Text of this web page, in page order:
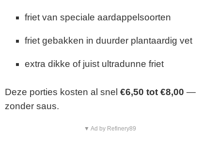
friet van speciale aardappelsoorten
friet gebakken in duurder plantaardig vet
extra dikke of juist ultradunne friet
Deze porties kosten al snel €6,50 tot €8,00 —
zonder saus.
▼ Ad by Refinery89